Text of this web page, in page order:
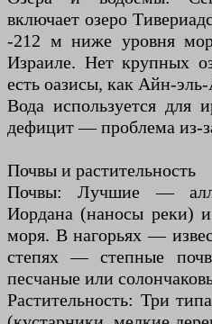
включает озеро
-212 м ниже уровня
Израиле. Нет крупных
есть оазисы, как Айн-
Вода используется для
дефицит — проблема из-
Почвы и растительность
Почвы: Лучшие —
Иордана (наносы реки)
моря. В нагорьях —
степях — степные
песчаные или
Растительность: Три